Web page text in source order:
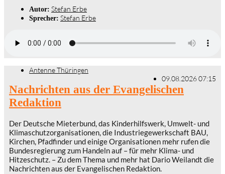
Autor: Stefan Erbe
Sprecher: Stefan Erbe
Antenne Thüringen
09.08.2026 07:15
Nachrichten aus der Evangelischen
Redaktion
Der Deutsche Mieterbund, das Kinderhilfswerk, Umwelt- und
Klimaschutzorganisationen, die Industriegewerkschaft BAU,
Kirchen, Pfadfinder und einige Organisationen mehr rufen die
Bundesregierung zum Handeln auf – für mehr Klima- und
Hitzeschutz. – Zu dem Thema und mehr hat Dario Weilandt die
Nachrichten aus der Evangelischen Redaktion.